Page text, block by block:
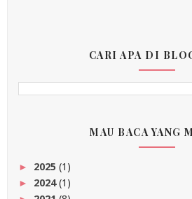
CARI APA DI
MAU BACA YANG
► 2025 (1)
► 2024(1)